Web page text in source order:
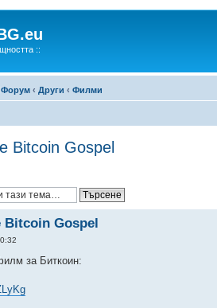
::
Форум ‹ Други ‹ Филми
Bitcoin Gospel
Bitcoin Gospel
за Биткоин: